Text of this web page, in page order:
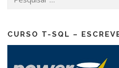
por:
CURSO T-SQL –